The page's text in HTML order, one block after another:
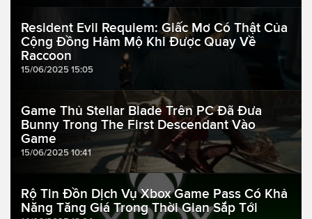
Resident Evil Requiem: Giấc Mơ Có Thật Của
Cộng Đồng Hâm Mộ Khi Được Quay Về
Raccoon
15/06/2025 15:05
Game Thủ Stellar Blade Trên PC Đã Đưa
Bunny Trong The First Descendant Vào
Game
15/06/2025 10:41
Rộ Tin Đồn Dịch Vụ Xbox Game Pass Có Khả
Năng Tăng Giá Trong Thời Gian Sắp Tới